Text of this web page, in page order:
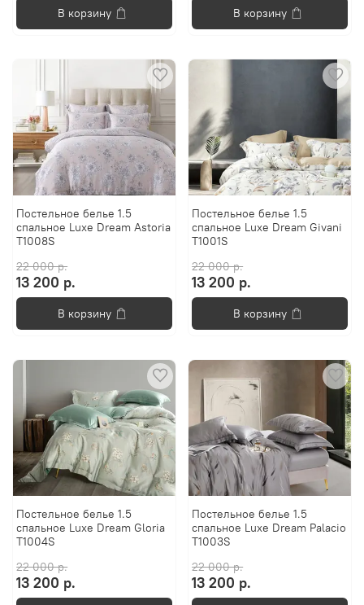
В корзину В корзину
Постельноe белье 1.5
спальное Luxe Dream Astoria
T1008S
22 000 р.
13 200 р.
В корзину
Постельноe белье 1.5
спальное Luxe Dream Givani
T1001S
22 000 р.
13 200 р.
В корзину
Постельноe белье 1.5
спальное Luxe Dream Gloria
T1004S
22 000 р.
13 200 р.
Постельноe белье 1.5
спальное Luxe Dream Palacio
T1003S
22 000 р.
13 200 р.